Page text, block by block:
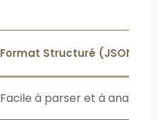
Format Structuré (JSON)
Facile à parser et à analyser